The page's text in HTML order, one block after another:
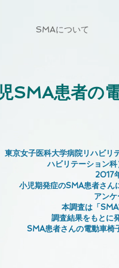
SMAについて
SMA患者の
東京女子医科大学病院リハビリ
ハビリテーション科
2017
小児期発症のSMA患者さん
アンケ
本調査は「SMA
調査結果をもとに
SMA患者さんの電動車椅